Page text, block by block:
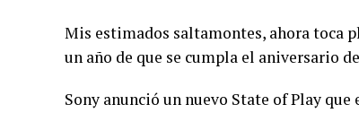
Mis estimados saltamontes, ahora toca
un año de que se cumpla el aniversario
Sony anunció un nuevo State of Play